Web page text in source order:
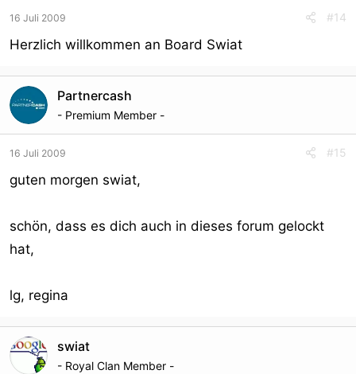
16 Juli 2009 #14
Herzlich willkommen an Board Swiat
Partnercash
- Premium Member -
16 Juli 2009 #15
guten morgen swiat,
schön, dass es dich auch in dieses forum gelockt
hat,
lg, regina
swiat
- Royal Clan Member -